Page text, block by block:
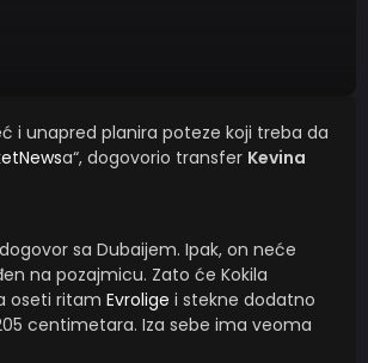
i unapred planira poteze koji treba da
a“, dogovorio transfer Kevina
sa Dubaijem. Ipak, on neće
na pozajmicu. Zato će Kokila
oseti ritam Evrolige i stekne dodatno
centimetara. Iza sebe ima veoma